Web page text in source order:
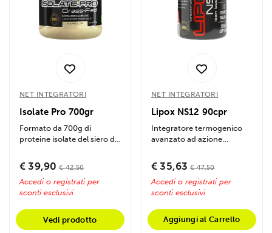
NET INTEGRATORI
Isolate Pro 700gr
Formato da 700g di
proteine isolate del siero del
€ 39,90 € 42,50
Accedi o registrati per
sconti esclusivi
Vedi prodotto
NET INTEGRATORI
Lipox NS12 90cpr
Integratore termogenico
avanzato ad azione
estratti vegetali...
€ 35,63 € 47,50
Accedi o registrati per
sconti esclusivi
Aggiungi al Carrello